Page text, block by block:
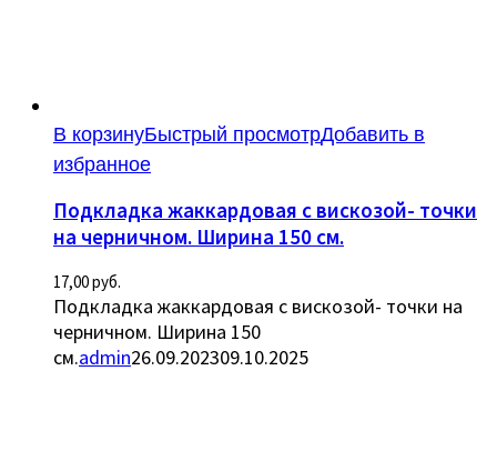
В корзинуБыстрый просмотрДобавить в
избранное
Подкладка жаккардовая с вискозой- точки
на черничном. Ширина 150 см.
17,00руб.
Подкладка жаккардовая с вискозой- точки на
черничном. Ширина 150
см.admin26.09.202309.10.2025